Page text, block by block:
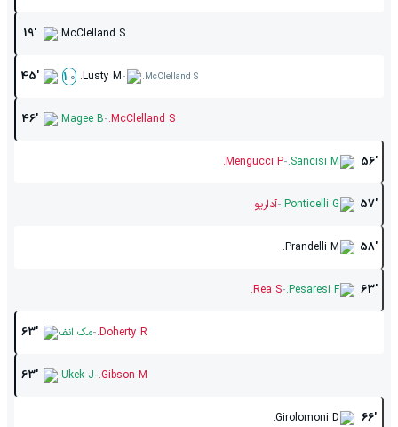
19' McClelland S.
45' 0
-
1 Lusty M.- McClelland S.
46' Magee B.- McClelland S.
56'
Sancisi M.
-
Mengucci P.
57'
Ponticelli G.
-آداریو
58'
Prandelli M.
63'
Pesaresi F.
-
Rea S.
63' مک انف- Doherty R.
63' Ukek J.- Gibson M.
66'
Girolomoni D.